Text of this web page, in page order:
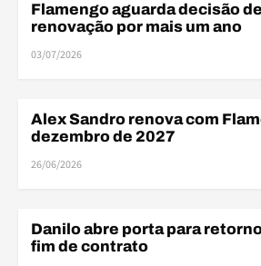
ELENCO
Flamengo aguarda decisão
renovação por mais um ano
03/07/2026
ELENCO
Alex Sandro renova com
dezembro de 2027
26/06/2026
MERCADO DA BOLA
Danilo abre porta para
fim de contrato